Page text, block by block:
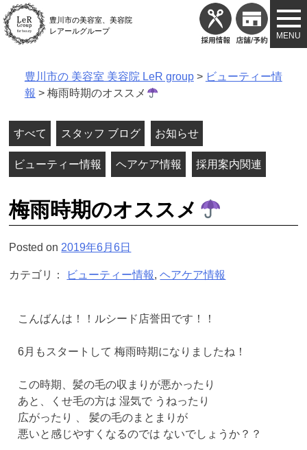
Skip
to
content
豊川市の美容室、美容院
レアールグループ
豊川市の 美容室 美容院 LeR group> ビューティー情
報 > 梅雨時期のオススメ
すべて スタッフ ブログ お知らせ
ビューティー情報 ヘアケア情報 採用案内関連
梅雨時期のオススメ
Posted on 2019年6月6日
カテゴリ： ビューティー情報,ヘアケア情報
こんばんは！！ルシード店誉田です！！
6月もスタートして 梅雨時期になりましたね！
この時期、髪の毛の収まりが悪かったり
あと、くせ毛の方は 湿気で うねったり
広がったり 、 髪の毛のまとまりが
悪いと感じやすくなるのでは ないでしょうか？？